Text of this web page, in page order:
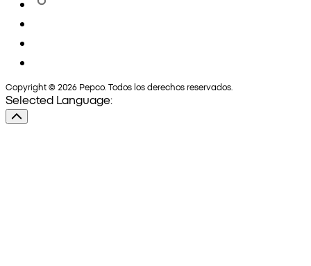
Copyright © 2026 Pepco. Todos los derechos reservados.
Selected Language: